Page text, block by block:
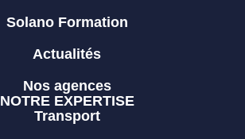
Solano Formation
Actualités
Nos agences
NOTRE EXPERTISE
Transport